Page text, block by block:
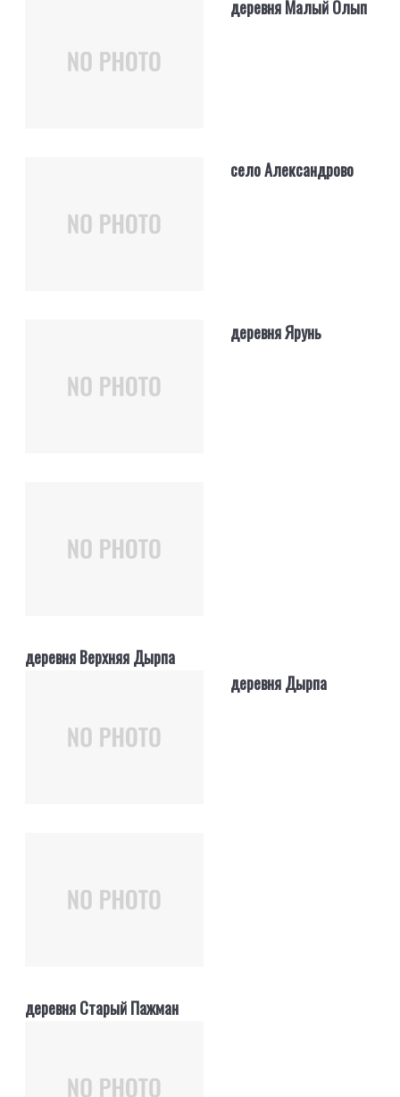
деревня Малый Олып
село Александрово
деревня Ярунь
деревня Верхняя Дырпа
деревня Дырпа
деревня Старый Пажман